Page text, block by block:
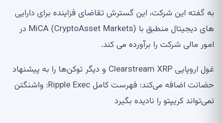
به گفته این شرکت، این گسترش تقاضای فزاینده برای دارایی
های دیجیتال منطبق با MiCA (CryptoAsset Markets) در
امور مالی شرکت را برآورده می کند.
غول اروپایی Clearstream XRP و دیگر توکن‌ها را به پیشنهاد
حضانت اضافه می‌کند: فهرست کامل Ripple Exec: واشنگتن
نمی‌تواند کریپتو را نادیده بگیرد